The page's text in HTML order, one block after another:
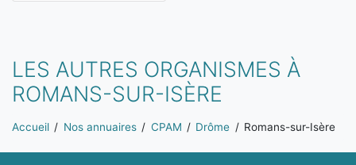
LES AUTRES ORGANISMES À
ROMANS-SUR-ISÈRE
Vous êtes ici:
Accueil Nos annuaires CPAM Drôme Romans-sur-Isère